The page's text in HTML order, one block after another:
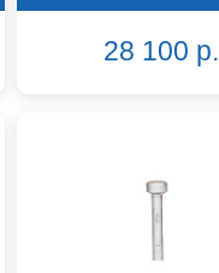
28 100 р.